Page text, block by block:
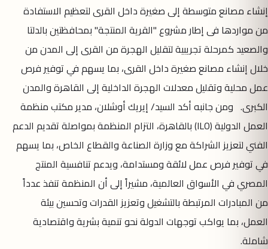
إنشاء مصانع متوسطة إلى صغيرة داخل القرى لتعظيم الاستفادة
من مواردها فى إطار مشروع "القرية المنتجة" بمحافظتين بالدلتا
والصعيد كمرحلة تجريبية لتقليل الهجرة من القرى إلى المدن من
خلال إنشاء مصانع صغيرة داخل القرى، بما يسهم في توفير فرص
عمل محلية وتقليل معدلات الهجرة الداخلية إلى القاهرة والمدن
الكبرى. ومن جانبه أكد السيد/ إيريك أوشلان، مدير مكتب منظمة
العمل الدولية (ILO) بالقاهرة، التزام المنظمة بمواصلة تقديم الدعم
الفني لتعزيز الشراكة مع وزارة الصناعة والقطاع الخاص، بما يسهم
في توفير فرص عمل لائقة ومستدامة، ويدعم تنافسية المنتج
المصري في الأسواق العالمية، مشيراً إلى أن المنظمة تنفذ عدداً
من المبادرات المرتبطة بالتشغيل وتعزيز القدرات وتحسين بيئة
العمل، بما يواكب توجهات الدولة نحو تنمية بشرية واقتصادية
شاملة.